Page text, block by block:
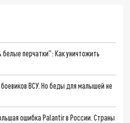
белые перчатки": Как уничтожить
ВСУ. Но беды для малышей не
ошибка Palantir в России. Страны